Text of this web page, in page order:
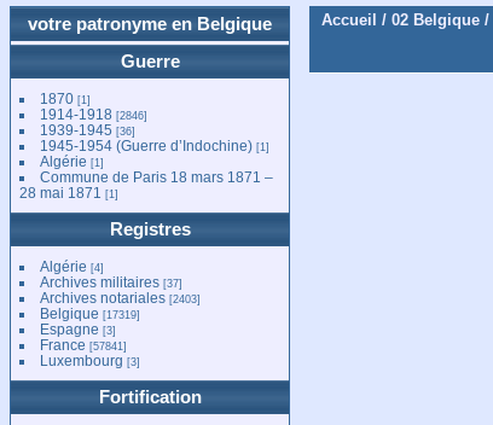
votre patronyme en Belgique
Guerre
1870 [1]
1914-1918 [2846]
1939-1945 [36]
1945-1954 (Guerre d’Indochine) [1]
Algérie [1]
Commune de Paris 18 mars 1871 –
28 mai 1871 [1]
Registres
Algérie [4]
Archives militaires [37]
Archives notariales [2403]
Belgique [17319]
Espagne [3]
France [57841]
Luxembourg [3]
Fortification
Accueil / 02 Belgique /